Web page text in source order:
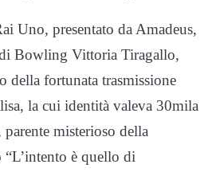
Uno, presentato da Amadeus,
Bowling Vittoria Tiragallo,
della fortunata trasmissione
la cui identità valeva 30mila
misterioso della
è quello di